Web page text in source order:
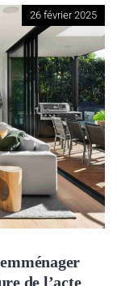
26 février 2025
de l’acte